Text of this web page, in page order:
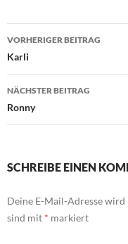
VORHERIGER BEITRAG
Karli
NÄCHSTER BEITRAG
Ronny
SCHREIBE EINEN
Deine E-Mail-Adresse
sind mit * markiert